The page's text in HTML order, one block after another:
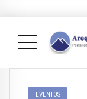
EVENTOS